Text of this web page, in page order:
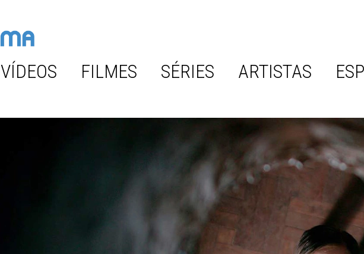
VÍDEOS FILMES SÉRIES ARTISTAS